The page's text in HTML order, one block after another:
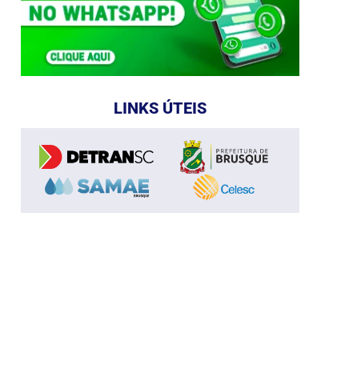
LINKS ÚTEIS